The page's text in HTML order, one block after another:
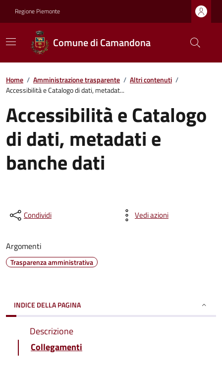
Regione Piemonte
Comune di Camandona
Home / Amministrazione trasparente / Altri contenuti /
Accessibilità e Catalogo di dati, metadat...
Accessibilità e Catalogo
di dati, metadati e
banche dati
Condividi Vedi azioni
Argomenti
Trasparenza amministrativa
INDICE DELLA PAGINA
Descrizione
Collegamenti